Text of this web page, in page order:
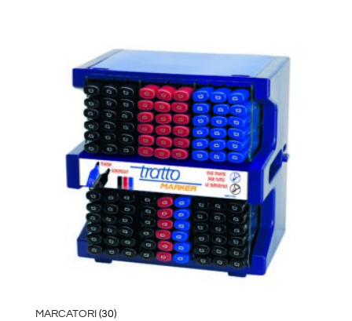
MARCATORI (30)